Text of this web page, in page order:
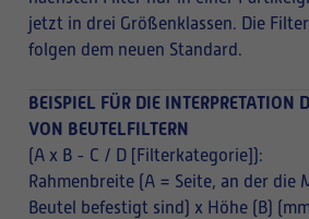
jetzt in drei Größenklassen. Die
folgen dem neuen Standard.
BEISPIEL FÜR DIE INTERPRETATION
VON BEUTELFILTERN
(A x B - C / D [Filterkategorie]):
Rahmenbreite (A = Seite, an der die
Beutel befestigt sind) x Höhe (B)